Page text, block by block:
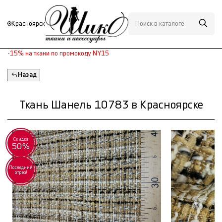
Красноярск
-15% на ткани по промокоду NY15
Назад
Ткань Шанель 10783 в Красноярске
Скидка
50%
Последний
отрез!